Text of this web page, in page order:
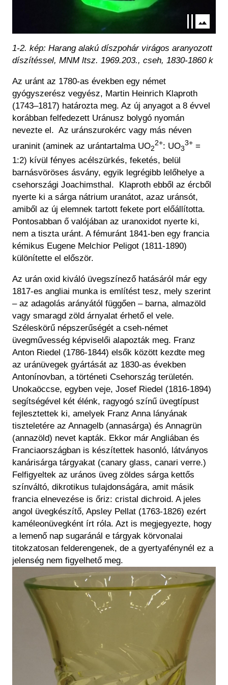
1-2. kép: Harang alakú díszpohár virágos aranyozott
díszítéssel, MNM ltsz. 1969.203., cseh, 1830-1860 k
Az uránt az 1780-as években egy német
gyógyszerész vegyész, Martin Heinrich Klaproth
(1743–1817) határozta meg. Az új anyagot a 8 évvel
korábban felfedezett Uránusz bolygó nyomán
nevezte el. Az uránszurokérc vagy más néven
uraninit (aminek az urántartalma UO2
2+: UO3
3+ =
1:2) kívül fényes acélszürkés, feketés, belül
barnásvöröses ásvány, egyik legrégibb lelőhelye a
csehországi Joachimsthal. Klaproth ebből az ércből
nyerte ki a sárga nátrium uranátot, azaz uránsót,
amiből az új elemnek tartott fekete port előállította.
Pontosabban ő valójában az uranoxidot nyerte ki,
nem a tiszta uránt. A fémuránt 1841-ben egy francia
kémikus Eugene Melchior Peligot (1811-1890)
különítette el először.
Az urán oxid kiváló üvegszínező hatásáról már egy
1817-es angliai munka is említést tesz, mely szerint
– az adagolás arányától függően ‒ barna, almazöld
vagy smaragd zöld árnyalat érhető el vele.
Széleskörű népszerűségét a cseh-német
üvegművesség képviselői alapozták meg. Franz
Anton Riedel (1786-1844) elsők között kezdte meg
az uránüvegek gyártását az 1830-as években
Antonínovban, a történeti Csehország területén.
Unokaöccse, egyben veje, Josef Riedel (1816-1894)
segítségével két élénk, ragyogó színű üvegtípust
fejlesztettek ki, amelyek Franz Anna lányának
tiszteletére az Annagelb (annasárga) és Annagrün
(annazöld) nevet kapták. Ekkor már Angliában és
Franciaországban is készítettek hasonló, látványos
kanárisárga tárgyakat (canary glass, canari verre.)
Felfigyeltek az urános üveg zöldes sárga kettős
színváltó, dikrotikus tulajdonságára, amit másik
francia elnevezése is őriz: cristal dichroid. A jeles
angol üvegkészítő, Apsley Pellat (1763-1826) ezért
kaméleonüvegként írt róla. Azt is megjegyezte, hogy
a lemenő nap sugaránál e tárgyak körvonalai
titokzatosan felderengenek, de a gyertyafénynél ez a
jelenség nem figyelhető meg.